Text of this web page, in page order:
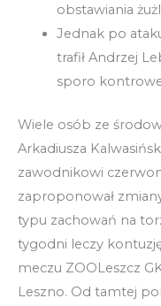
obstawiania
Jednak po
trafił Andrzej
sporo
Wiele osób ze
Arkadiusza
zawodnikowi
zaproponował
typu zachowań na
tygodni leczy
meczu ZOOLeszcz
Leszno. Od tamtej